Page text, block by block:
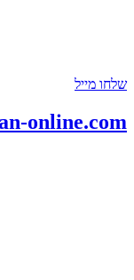
שלחו מייל
online.com